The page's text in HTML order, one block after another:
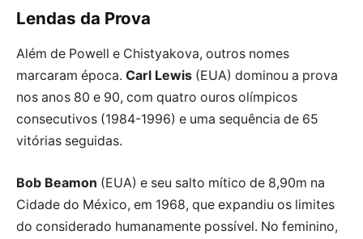
Lendas da Prova
Além de Powell e Chistyakova, outros nomes
marcaram época. Carl Lewis (EUA) dominou a prova
nos anos 80 e 90, com quatro ouros olímpicos
consecutivos (1984-1996) e uma sequência de 65
vitórias seguidas.
Bob Beamon (EUA) e seu salto mítico de 8,90m na
Cidade do México, em 1968, que expandiu os limites
do considerado humanamente possível. No feminino,